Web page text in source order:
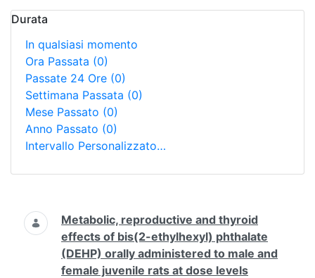
Durata
In qualsiasi momento
Ora Passata (0)
Passate 24 Ore (0)
Settimana Passata (0)
Mese Passato (0)
Anno Passato (0)
Intervallo Personalizzato…
Ricerca
Metabolic, reproductive and thyroid
effects of bis(2-ethylhexyl) phthalate
(DEHP) orally administered to male and
female juvenile rats at dose levels